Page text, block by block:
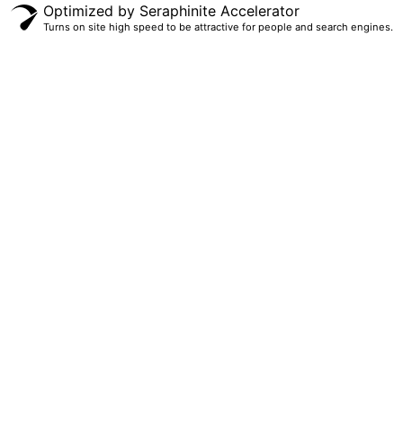
Optimized by Seraphinite Accelerator
Turns on site high speed to be attractive for people and search engines.